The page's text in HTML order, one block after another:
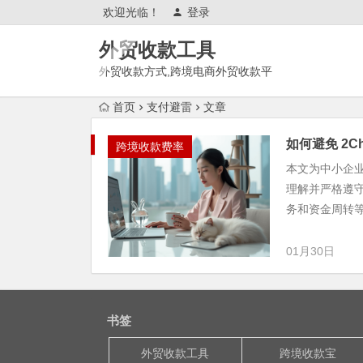
欢迎光临！ 登录
外贸收款工具
外贸收款方式,跨境电商外贸收款平
逊,tk,tiktok,temu特姆,东南亚
首页 支付避雷 文章
跨境收款费率 如何避免
本文为中小企
理解并严格遵
务和资金周转
01月30日
书签
外贸收款工具 跨境收款宝